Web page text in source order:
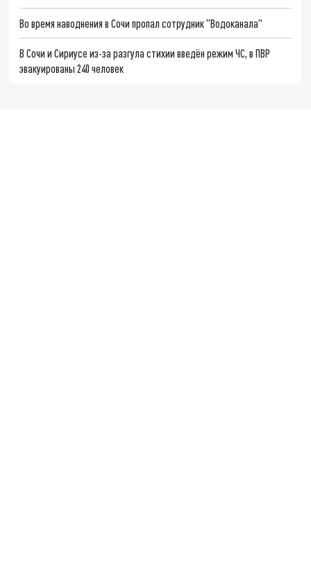
Во время наводнения в Сочи пропал сотрудник "Водоканала"
В Сочи и Сириусе из-за разгула стихии введён режим ЧС, в ПВР
эвакуированы 240 человек